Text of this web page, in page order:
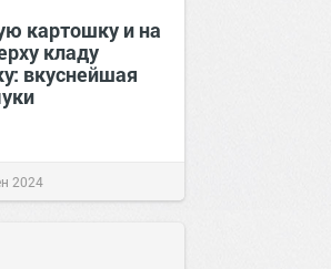
картошку и на
кладу
вкуснейшая
2024